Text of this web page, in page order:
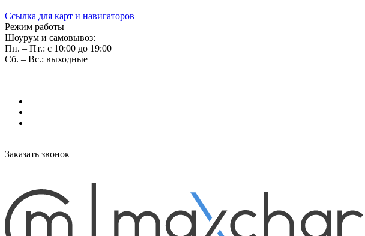
Ссылка для карт и навигаторов
Режим работы
Шоурум и самовывоз:
Пн. – Пт.: с 10:00 до 19:00
Сб. – Вс.: выходные
Заказать звонок